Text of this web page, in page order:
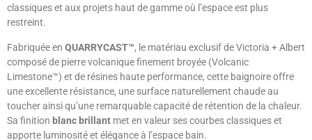
classiques et aux projets haut de gamme où l’espace est plus
restreint.
Fabriquée en QUARRYCAST™, le matériau exclusif de Victoria + Albert
composé de pierre volcanique finement broyée (Volcanic
Limestone™) et de résines haute performance, cette baignoire offre
une excellente résistance, une surface naturellement chaude au
toucher ainsi qu’une remarquable capacité de rétention de la chaleur.
Sa finition blanc brillant met en valeur ses courbes classiques et
apporte luminosité et élégance à l’espace bain.